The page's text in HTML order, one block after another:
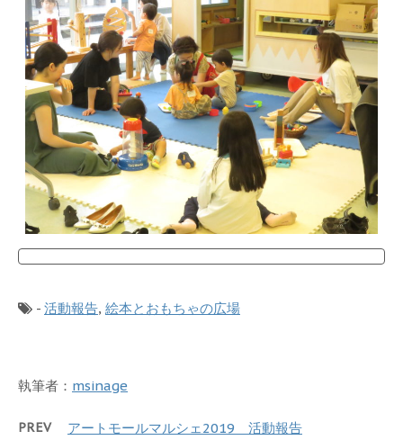
- 活動報告, 絵本とおもちゃの広場
執筆者： msinage
PREV アートモールマルシェ2019 活動報告